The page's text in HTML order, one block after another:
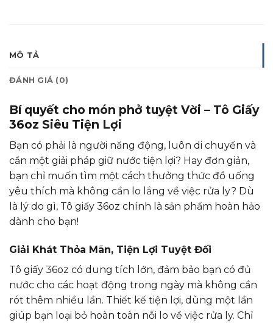
MÔ TẢ
ĐÁNH GIÁ (0)
Bí quyết cho món phở tuyệt Vời – Tô Giấy
36oz Siêu Tiện Lợi
Bạn có phải là người năng động, luôn di chuyển và
cần một giải pháp giữ nước tiện lợi? Hay đơn giản,
bạn chỉ muốn tìm một cách thưởng thức đồ uống
yêu thích mà không cần lo lắng về việc rửa ly? Dù
là lý do gì, Tô giấy 36oz chính là sản phẩm hoàn hảo
dành cho bạn!
Giải Khát Thỏa Mãn, Tiện Lợi Tuyệt Đối
Tô giấy 36oz có dung tích lớn, đảm bảo bạn có đủ
nước cho các hoạt động trong ngày mà không cần
rót thêm nhiều lần. Thiết kế tiện lợi, dùng một lần
giúp bạn loại bỏ hoàn toàn nỗi lo về việc rửa ly. Chỉ